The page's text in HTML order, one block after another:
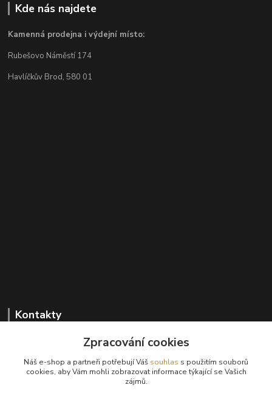
Kde nás najdete
Kamenná prodejna i výdejní místo:
Rubešovo Náměstí 174
Havlíčkův Brod, 580 01
Kontakty
Zpracování cookies
Náš e-shop a partneři potřebují Váš souhlas s použitím souborů
cookies, aby Vám mohli zobrazovat informace týkající se Vašich
zájmů.